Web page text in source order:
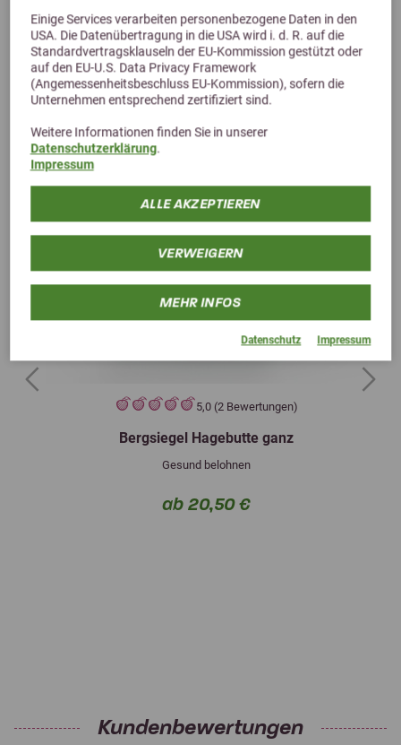
Einige Services verarbeiten personenbezogene Daten in den
USA. Die Datenübertragung in die USA wird i. d. R. auf die
Standardvertragsklauseln der EU-Kommission gestützt oder
auf den EU-U.S. Data Privacy Framework
(Angemessenheitsbeschluss EU-Kommission), sofern die
Unternehmen entsprechend zertifiziert sind.
Weitere Informationen finden Sie in unserer
Datenschutzerklärung.
Impressum
ALLE AKZEPTIEREN
VERWEIGERN
MEHR INFOS
Datenschutz Impressum
Alternative Produkte
5,0 (2 Bewertungen)
Bergsiegel Hagebutte ganz
Gesund belohnen
ab 20,50 €
Previous Next
Kundenbewertungen